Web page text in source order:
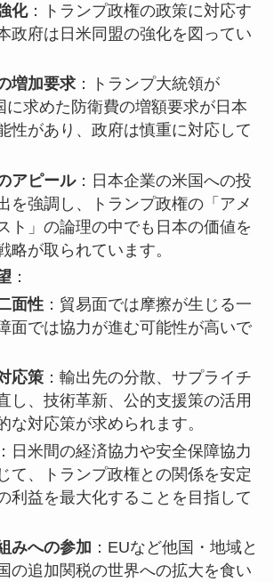
化：トランプ政権の政策に対応す
政府は日米同盟の強化を図ってい
増加要求：トランプ大統領が
に求めた防衛費の増額要求が日本
性があり、政府は慎重に対応して
アピール：日本企業の米国への投
を強調し、トランプ政権の「アメ
ト」の論理の中でも日本の価値を
略が取られています。
：
面性：貿易面では摩擦が生じる一
面では協力が進む可能性が高いで
応策：輸出先の分散、サプライチ
し、技術革新、公的支援策の活用
な対応策が求められます。
日米間の経済協力や安全保障協力
て、トランプ政権との関係を安定
利益を最大化することを目指して
みへの参加 ：EUなど他国・地域と
の追加関税の世界への拡大を食い